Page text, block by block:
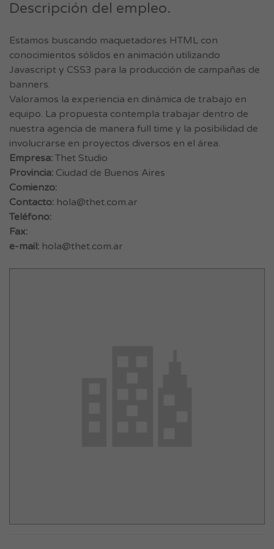
Descripción del empleo.
Estamos buscando maquetadores HTML con
conocimientos sólidos en animación utilizando
Javascript y CSS3 para la producción de campañas de
banners.
Valoramos la experiencia en dinámica de trabajo en
equipo. La propuesta contempla trabajar dentro de
nuestra agencia de manera full time y la posibilidad de
involucrarse en proyectos diversos en el área.
Empresa: Thet Studio
Provincia: Ciudad de Buenos Aires
Comienzo:
Contacto: hola@thet.com.ar
Teléfono:
Fax:
e-mail: hola@thet.com.ar